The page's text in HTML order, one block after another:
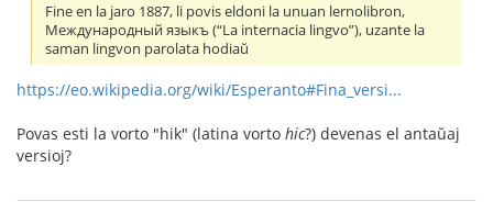
Fine en la jaro 1887, li povis eldoni la unuan lernolibron,
Международный языкъ (“La internacia lingvo”), uzante la
saman lingvon parolata hodiaŭ
https://eo.wikipedia.org/wiki/Esperanto#Fina_versi...
Povas esti la vorto "hik" (latina vorto hic?) devenas el antaŭaj
versioj?